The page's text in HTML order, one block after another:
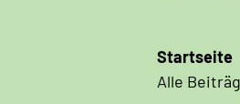
Startseite
Alle